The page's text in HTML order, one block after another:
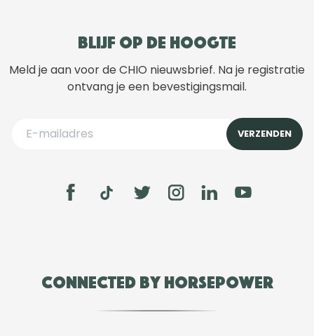
Blijf op de hoogte
Meld je aan voor de CHIO nieuwsbrief. Na je registratie
ontvang je een bevestigingsmail.
Connected by Horsepower